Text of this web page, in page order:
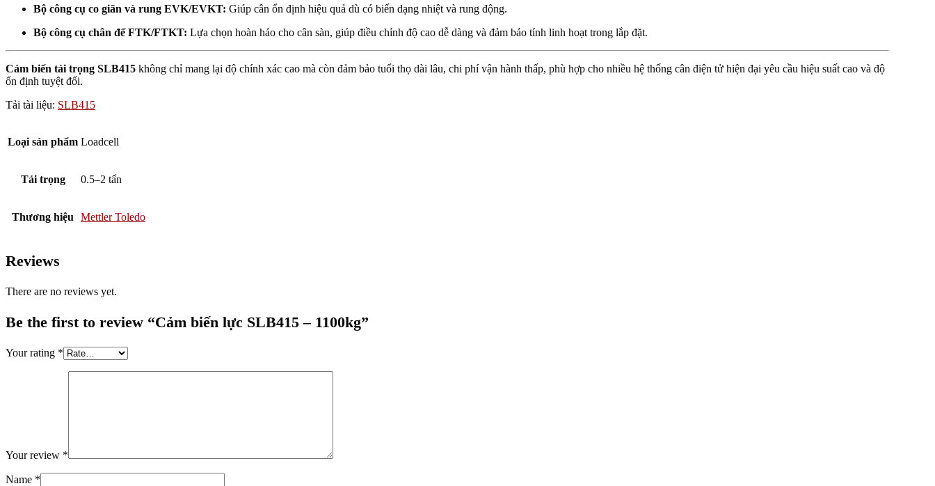
Bộ công cụ co giãn và rung EVK/EVKT: Giúp cân ổn định hiệu quả dù có biến dạng nhiệt và rung động.
Bộ công cụ chân đế FTK/FTKT: Lựa chọn hoàn hảo cho cân sàn, giúp điều chỉnh độ cao dễ dàng và đảm bảo tính linh hoạt trong lắp đặt.
Cảm biến tải trọng SLB415 không chỉ mang lại độ chính xác cao mà còn đảm bảo tuổi thọ dài lâu, chi phí vận hành thấp, phù hợp cho nhiều hệ thống cân điện tử hiện đại yêu cầu hiệu suất cao và độ
ổn định tuyệt đối.
Tải tài liệu: SLB415
Loại sản phẩm Loadcell
Tải trọng 0.5–2 tấn
Thương hiệu Mettler Toledo
Reviews
There are no reviews yet.
Be the first to review “Cảm biến lực SLB415 – 1100kg”
Your rating *
Your review *
Name *